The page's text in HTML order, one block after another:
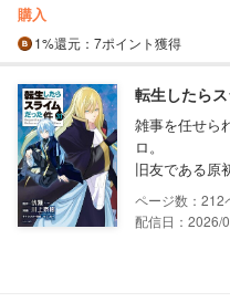
購入
1%還元 ：7ポイント獲得
転生したら
雑事を任せら
ロ。
旧友である原
212
配信日：2026/